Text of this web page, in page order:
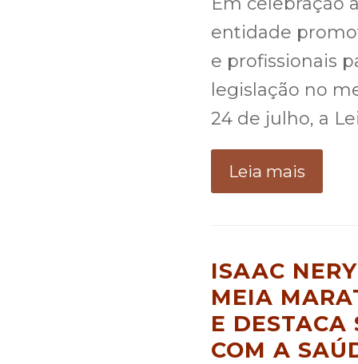
entidade
e profissionais
legislação no
24 de julho, a
Leia mais
ISAAC
MEIA
E DESTACA
COM A